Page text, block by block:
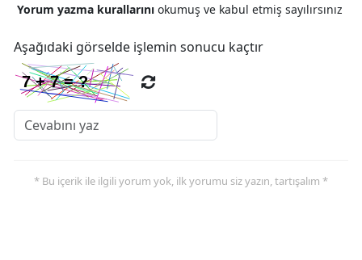
Yorum yazma kurallarını okumuş ve kabul etmiş sayılırsınız
Aşağıdaki görselde işlemin sonucu kaçtır
* Bu içerik ile ilgili yorum yok, ilk yorumu siz yazın, tartışalım *